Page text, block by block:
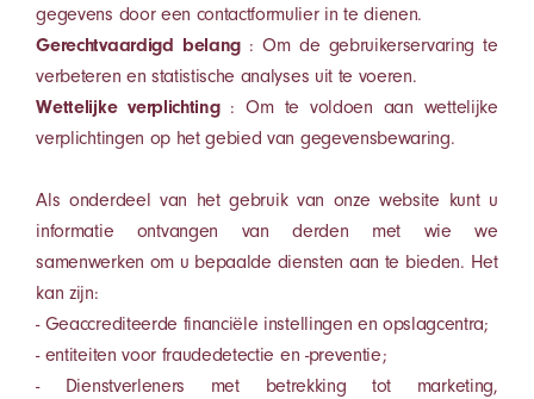
gegevens door een contactformulier in te dienen.
Gerechtvaardigd belang : Om de gebruikerservaring te
verbeteren en statistische analyses uit te voeren.
Wettelijke verplichting: Om te voldoen aan wettelijke
verplichtingen op het gebied van gegevensbewaring.
Als onderdeel van het gebruik van onze website kunt u
informatie ontvangen van derden met wie we
samenwerken om u bepaalde diensten aan te bieden. Het
kan zijn:
- Geaccrediteerde financiële instellingen en opslagcentra;
- entiteiten voor fraudedetectie en -preventie;
- Dienstverleners met betrekking tot marketing,